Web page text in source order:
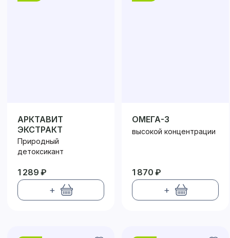
АРКТАВИТ
ЭКСТРАКТ
Природный
детоксикант
1 289 ₽
+
ОМЕГА-3
высокой концентрации
1 870 ₽
+